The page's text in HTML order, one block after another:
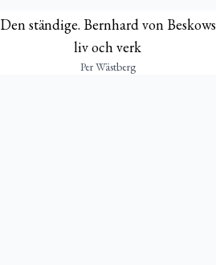
Den ständige. Bernhard von Beskows
liv och verk
Per Wästberg